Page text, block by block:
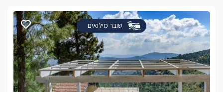
שובר מילואים